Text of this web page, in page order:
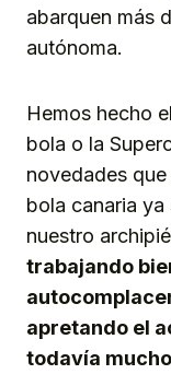
abarquen más
autónoma.
Hemos hecho
bola o la
novedades
bola canaria
nuestro
trabajando
apretando el
todavía